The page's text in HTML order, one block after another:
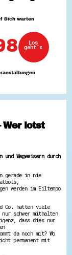
- Engagement
mehr
Dich warten
Los
geht´s
Wer lotst
Wegweisern durch
gerade in nie
werden im Eiltempo
Co. hatten viele
nur schwer mithalten
dass dies nur
da noch mit? Wo
permanent mit